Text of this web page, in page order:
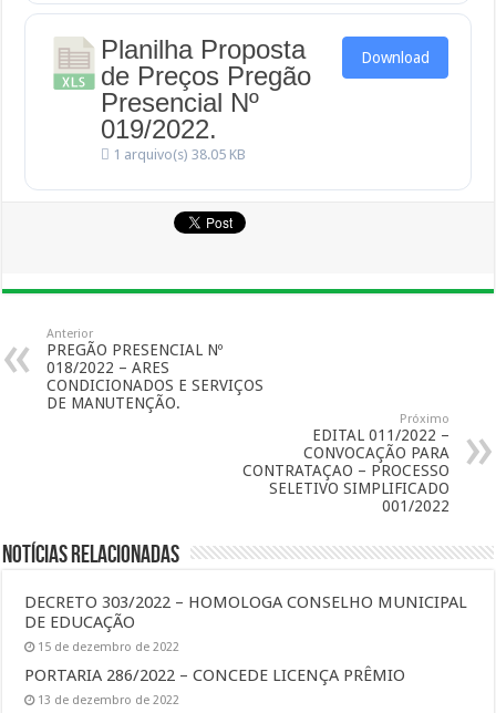
Planilha Proposta
de Preços Pregão
Presencial Nº
019/2022.
1 arquivo(s)38.05 KB
Download
Anterior
PREGÃO PRESENCIAL Nº
018/2022 – ARES
CONDICIONADOS E SERVIÇOS
DE MANUTENÇÃO.
Próximo
EDITAL 011/2022 –
CONVOCAÇÃO PARA
CONTRATAÇAO – PROCESSO
SELETIVO SIMPLIFICADO
001/2022
Notícias Relacionadas
DECRETO 303/2022 – HOMOLOGA CONSELHO MUNICIPAL
DE EDUCAÇÃO
15 de dezembro de 2022
PORTARIA 286/2022 – CONCEDE LICENÇA PRÊMIO
13 de dezembro de 2022